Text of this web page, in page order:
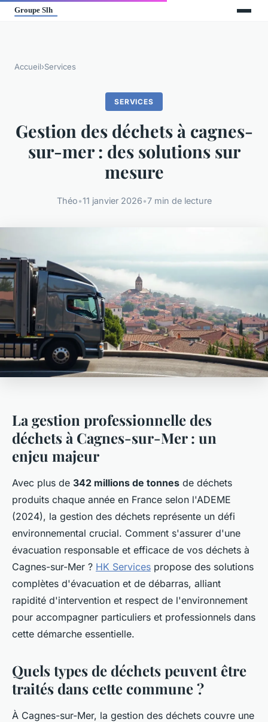
Accueil›Services
SERVICES
Gestion des déchets à cagnes-
sur-mer : des solutions sur
mesure
Théo•11 janvier 2026•7 min de lecture
La gestion professionnelle des
déchets à Cagnes-sur-Mer : un
enjeu majeur
Avec plus de 342 millions de tonnes de déchets
produits chaque année en France selon l'ADEME
(2024), la gestion des déchets représente un défi
environnemental crucial. Comment s'assurer d'une
évacuation responsable et efficace de vos déchets à
Cagnes-sur-Mer ? HK Services propose des solutions
complètes d'évacuation et de débarras, alliant
rapidité d'intervention et respect de l'environnement
pour accompagner particuliers et professionnels dans
cette démarche essentielle.
Quels types de déchets peuvent être
traités dans cette commune ?
À Cagnes-sur-Mer, la gestion des déchets couvre une